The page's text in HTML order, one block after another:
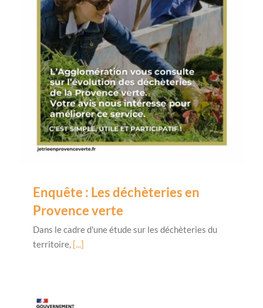
Enquête : Les déchèteries en
Provence verte
Dans le cadre d'une étude sur les déchèteries du
territoire, [...]